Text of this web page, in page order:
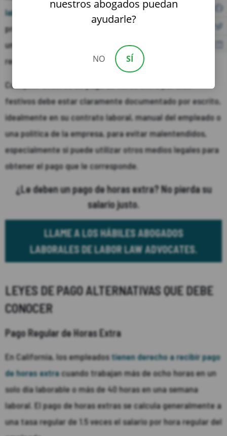
laboral
para revisar su caso. Un abogado calificado puede
proporcionar asesoría legal y representar sus intereses en
una disputa, y decidir el mejor curso de acción para su
reclamación por violación salarial.
Cualquier acuerdo de pago de horas extra por días
festivos debe estar claramente documentado por escrito,
idealmente en su contrato laboral, manual del empleado o
una política de la empresa, para evitar malentendidos,
especialmente si puede utilizar otros medios legales para
obtener el pago que le corresponde.
¿Le deben un pago de horas extra? No pierda su
salario justo.
LLAME A LOS HÁBILES ABOGADOS
LABORALES DE LABOR LAW ADVOCATES.
LEYES DE PAGO ALTERNATIVAS QUE DEBE
CONOCER
Pago Regular de Horas Extra
En California, los empleadostienen derecho a recibir pago
de horas extracuando trabajan más de ocho horas en un
solo día laborable o más de 40 horas en una semana
laboral. El pago de horas extras se calcula generalmente a
una tasa regular de 1.5 veces el salario por hora regular del
nuestros abogados puedan
ayudarle?
NO SÍ